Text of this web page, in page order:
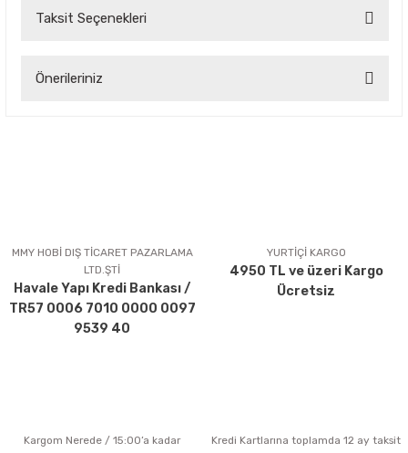
Taksit Seçenekleri
Önerileriniz
Ürün açıklamasında eksik bilgiler bulunuyor.
Ürün bilgilerinde hatalar bulunuyor.
Ürün fiyatı diğer sitelerden daha pahalı.
Bu ürüne benzer farklı alternatifler olmalı.
Gönder
MMY HOBİ DIŞ TİCARET PAZARLAMA
LTD.ŞTİ
Havale Yapı Kredi Bankası /
TR57 0006 7010 0000 0097
9539 40
YURTİÇİ KARGO
4950 TL ve üzeri Kargo
Ücretsiz
Kargom Nerede / 15:00’a kadar
Kredi Kartlarına toplamda 12 ay taksit